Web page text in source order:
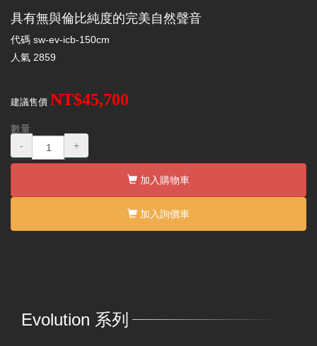
具有無與倫比純度的完美自然聲音
代碼 sw-ev-icb-150cm
人氣 2859
建議售價 NT$45,700
數量
-
+
加入購物車
加入詢價車
Evolution 系列